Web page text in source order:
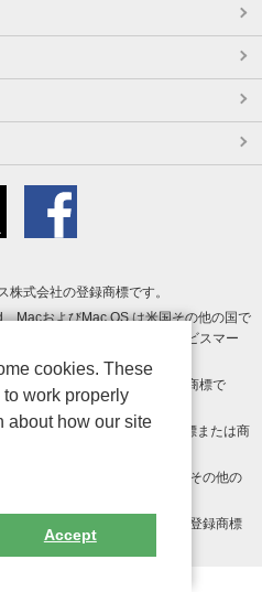
式会社の登録商標です。
MacおよびMac OS は米国その他の国で
App Store は Apple Inc. のサービスマー
Play ロゴ は Google LLC の商標で
びその他の国における登録商標または商
は、Adobe Inc.の米国およびその他の
品名、ロゴは各社の商標または登録商標
cookies. These
work properly
about how our site
Accept